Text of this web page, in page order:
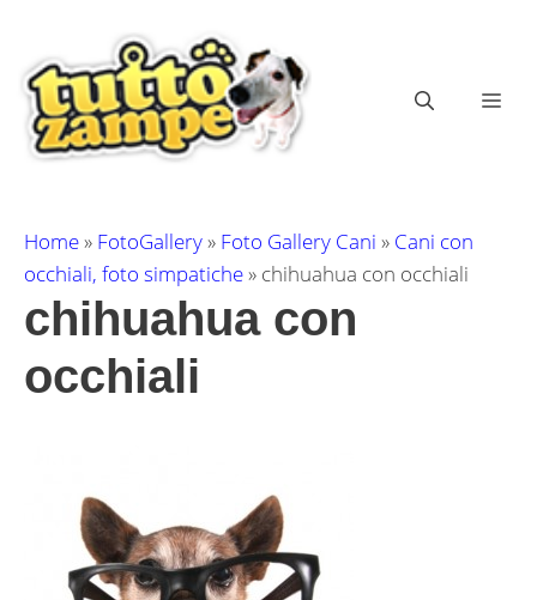
contenuto
Home» FotoGallery» Foto Gallery Cani » Cani con
occhiali, foto simpatiche» chihuahua con occhiali
chihuahua con
occhiali